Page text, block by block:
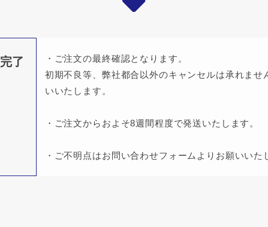
了
・ご注文の最終確認となります。
初期不良等、弊社都合以外のキャンセルは承れま
いいたします。
・ご注文からおよそ8週間程度で発送いたします。
・ご不明点はお問い合わせフォームよりお願いいた